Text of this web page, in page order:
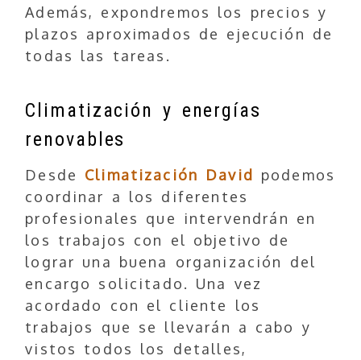
Además, expondremos los precios y
plazos aproximados de ejecución de
todas las tareas.
Climatización y energías
renovables
Desde Climatización David podemos
coordinar a los diferentes
profesionales que intervendrán en
los trabajos con el objetivo de
lograr una buena organización del
encargo solicitado. Una vez
acordado con el cliente los
trabajos que se llevarán a cabo y
vistos todos los detalles,